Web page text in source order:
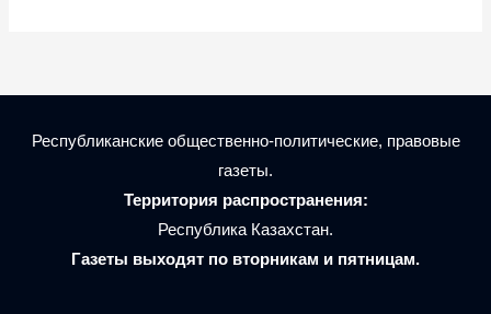
Республиканские общественно-политические, правовые
газеты.
Территория распространения:
Республика Казахстан.
Газеты выходят по вторникам и пятницам.